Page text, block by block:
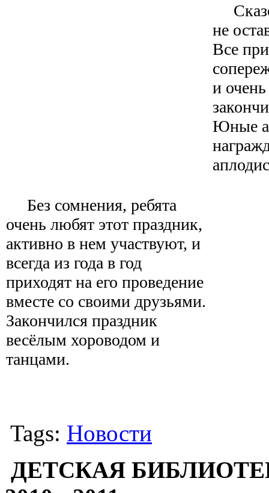
не
Все
и
Юные
Без сомнения, ребята
очень любят этот праздник,
активно в нем участвуют, и
всегда из года в год
приходят на его проведение
вместе со своими друзьями.
Закончился праздник
весёлым хороводом и
танцами.
Tags: Новости
ДЕТСКАЯ